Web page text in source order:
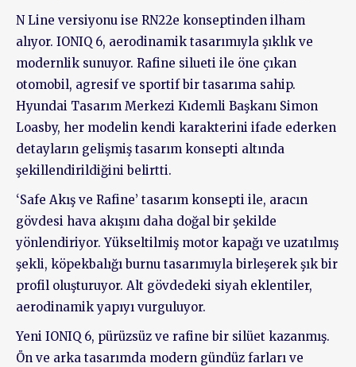
N Line versiyonu ise RN22e konseptinden ilham
alıyor. IONIQ 6, aerodinamik tasarımıyla şıklık ve
modernlik sunuyor. Rafine silueti ile öne çıkan
otomobil, agresif ve sportif bir tasarıma sahip.
Hyundai Tasarım Merkezi Kıdemli Başkanı Simon
Loasby, her modelin kendi karakterini ifade ederken
detayların gelişmiş tasarım konsepti altında
şekillendirildiğini belirtti.
‘Safe Akış ve Rafine’ tasarım konsepti ile, aracın
gövdesi hava akışını daha doğal bir şekilde
yönlendiriyor. Yükseltilmiş motor kapağı ve uzatılmış
şekli, köpekbalığı burnu tasarımıyla birleşerek şık bir
profil oluşturuyor. Alt gövdedeki siyah eklentiler,
aerodinamik yapıyı vurguluyor.
Yeni IONIQ 6, pürüzsüz ve rafine bir silüet kazanmış.
Ön ve arka tasarımda modern gündüz farları ve